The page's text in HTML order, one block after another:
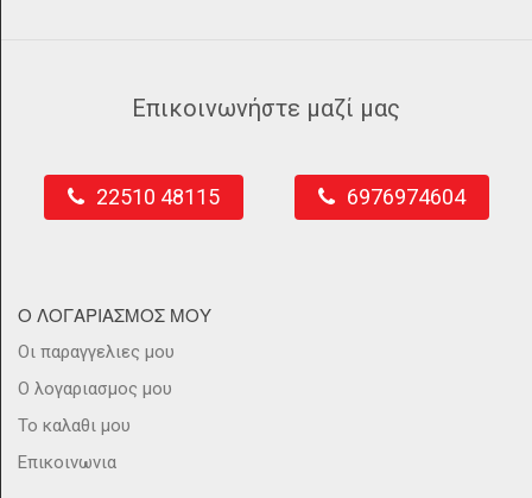
Επικοινωνήστε μαζί μας
22510 48115 6976974604
Ο ΛΟΓΑΡΙΑΣΜΟΣ ΜΟΥ
Οι παραγγελιες μου
Ο λογαριασμος μου
Το καλαθι μου
Επικοινωνια